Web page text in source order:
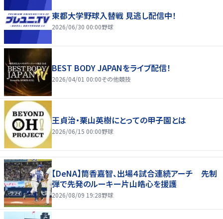
東都大学野球入替戦 見逃し配信中！
2026/06/30 00:00野球
BEST BODY JAPANをライブ配信！
2026/04/01 00:00その他競技
王貞治・栗山英樹にとっての甲子園とは
2026/06/15 00:00野球
【DeNA】筒香嘉智、出場４試合連続アーチ 先制
弾で先発のルーキー片山皓心を援護
2026/08/09 19:28野球